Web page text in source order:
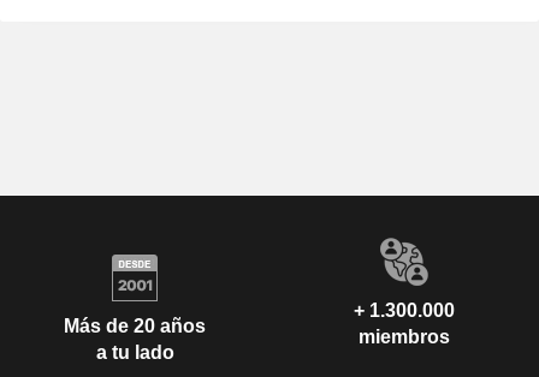
Más de 20 años
a tu lado
+ 1.300.000
miembros